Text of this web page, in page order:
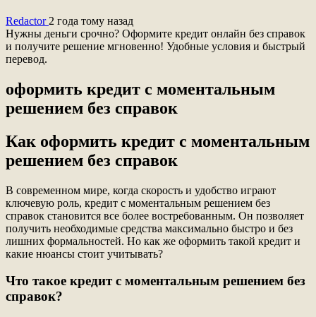
Redactor 2 года тому назад
Нужны деньги срочно? Оформите кредит онлайн без справок
и получите решение мгновенно! Удобные условия и быстрый
перевод.
оформить кредит с моментальным
решением без справок
Как оформить кредит с моментальным
решением без справок
В современном мире, когда скорость и удобство играют
ключевую роль, кредит с моментальным решением без
справок становится все более востребованным. Он позволяет
получить необходимые средства максимально быстро и без
лишних формальностей. Но как же оформить такой кредит и
какие нюансы стоит учитывать?
Что такое кредит с моментальным решением без
справок?